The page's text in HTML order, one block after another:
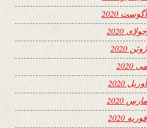
آگوست 2020
جولای 2020
ژوئن 2020
می 2020
آوریل 2020
مارس 2020
فوریه 2020